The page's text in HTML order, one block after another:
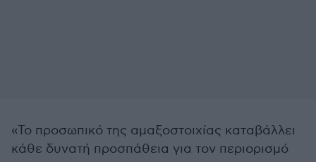
«Το προσωπικό της αμαξοστοιχίας καταβάλλει
κάθε δυνατή προσπάθεια για τον περιορισμό